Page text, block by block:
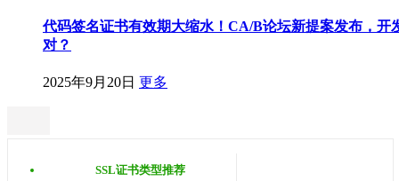
代码签名证书有效期大缩水！CA/B论坛新提案发布，开
对？
2025年9月20日 更多
SSL证书类型推荐